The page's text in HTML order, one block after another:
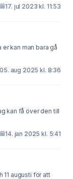
17. jul 2023 kl. 11:53
kan man bara gå
05. aug 2025 kl. 8:36
kan få över den till
14. jan 2025 kl. 5:41